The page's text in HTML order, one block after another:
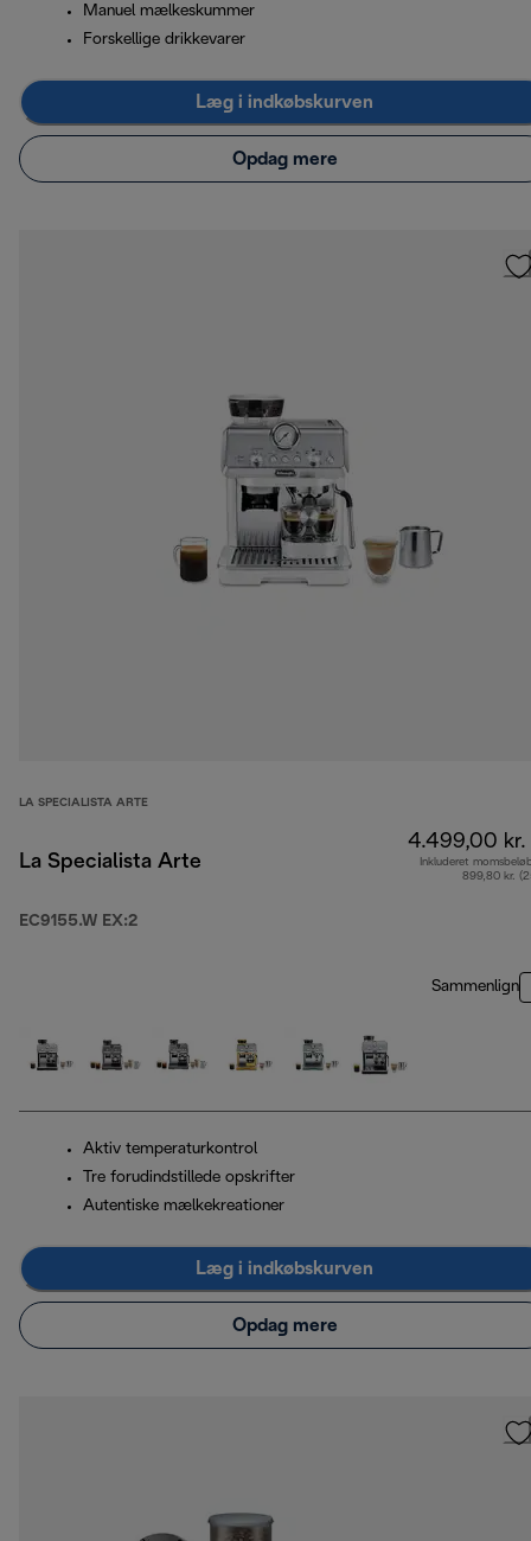
Manuel mælkeskummer
Forskellige drikkevarer
Læg i indkøbskurven
Opdag mere
LA SPECIALISTA ARTE
La Specialista Arte
EC9155.W EX:2
4.499,00 kr.
Inkluderet
899,80 kr.
Sammenlign
Aktiv temperaturkontrol
Tre forudindstillede opskrifter
Autentiske mælkekreationer
Læg i indkøbskurven
Opdag mere